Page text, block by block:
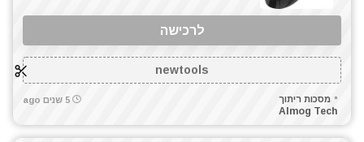
לרכישה
newtools
מסכות ריתוך
Almog Tech
5 שנים ago